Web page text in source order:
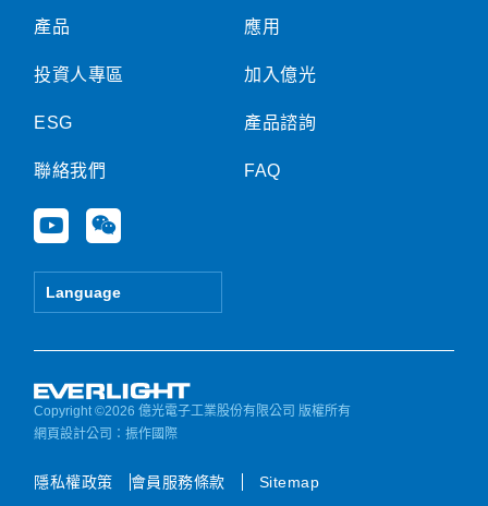
產品
投資人專區
ESG
聯絡我們
Y
o
u
e
W
e
i
Language
應用
加入億光
產品諮詢
FAQ
Copyright ©2026 億光電子工業股份有限公司 版權所有
網頁設計公司 ：振作國際
隱私權政策 會員服務條款 Sitemap